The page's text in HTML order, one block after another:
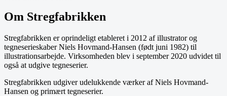
Om Stregfabrikken
Stregfabrikken er oprindeligt etableret i 2012 af illustrator og
tegneserieskaber Niels Hovmand-Hansen (født juni 1982) til
illustrationsarbejde. Virksomheden blev i september 2020 udvidet til
også at udgive tegneserier.
Stregfabrikken udgiver udelukkende værker af Niels Hovmand-
Hansen og primært tegneserier.